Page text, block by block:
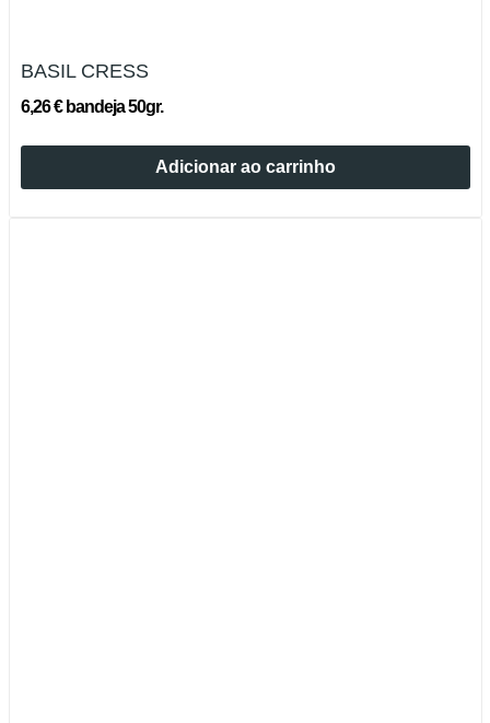
BASIL CRESS
6,26 € bandeja 50gr.
Adicionar ao carrinho